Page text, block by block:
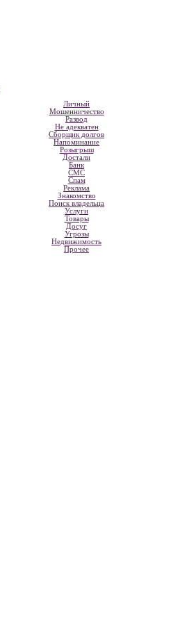
Личный
Мошенничество
Развод
Не адекватен
Сборщик долгов
Напоминание
Розыгрыш
Достали
Банк
СМС
Спам
Реклама
Знакомство
Поиск владельца
Услуги
Товары
Досуг
Угрозы
Недвижимость
Прочее